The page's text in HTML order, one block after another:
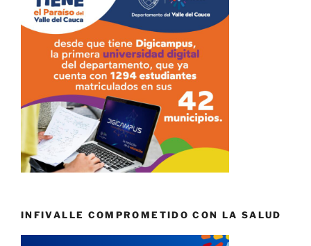
INFIVALLE COMPROMETIDO CON LA SALUD